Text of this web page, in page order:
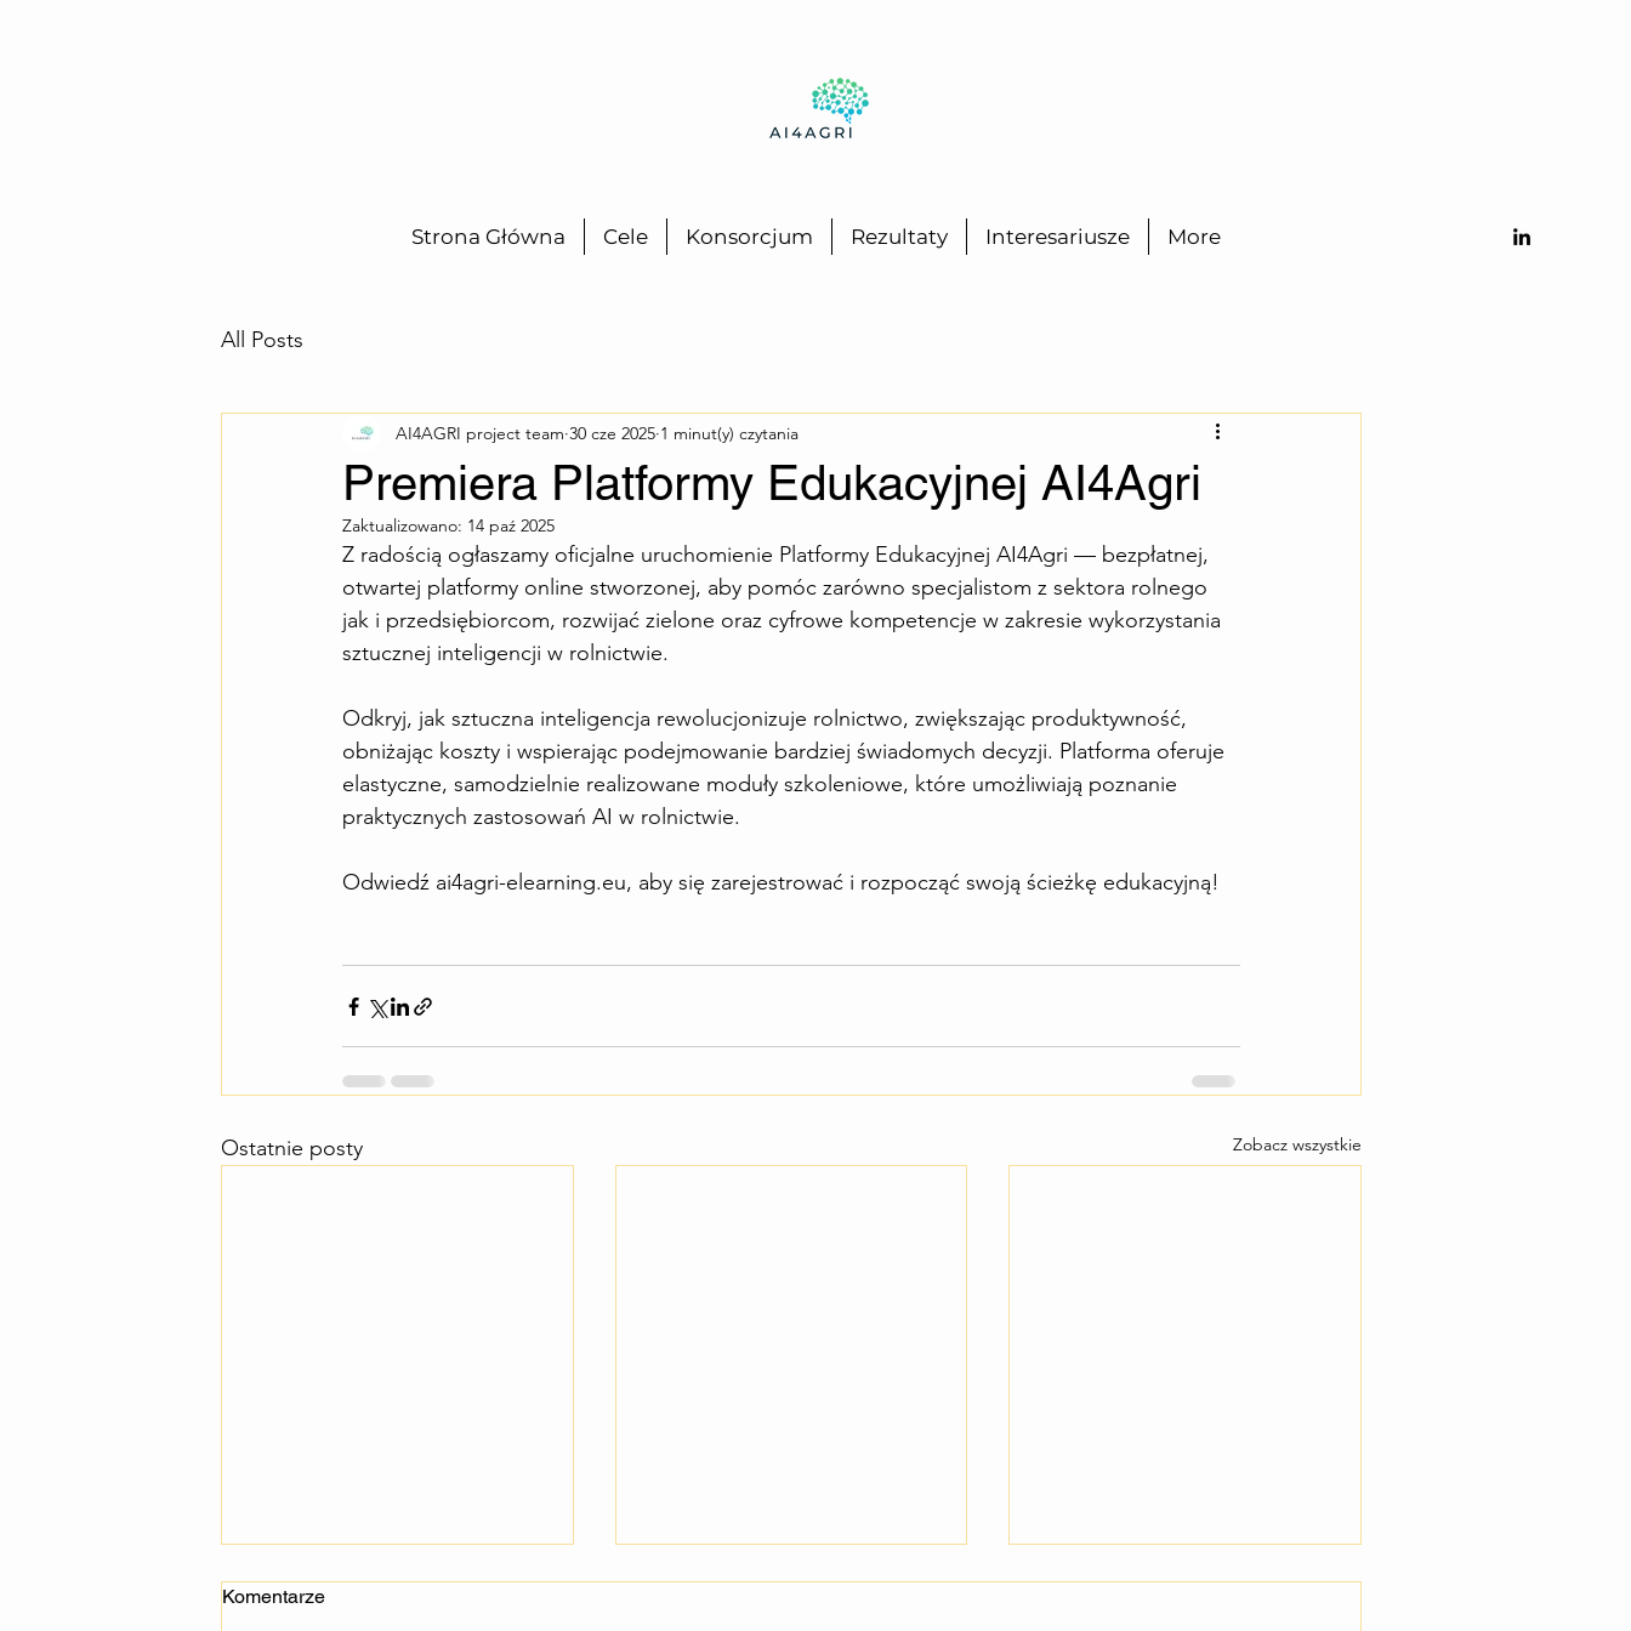
Strona Główna Cele Konsorcjum Rezultaty Interesariusze More
All Posts
Premiera Platformy Edukacyjnej AI4Agri
AI4AGRI project team 30 cze 2025 1 minut(y) czytania
Zaktualizowano: 14 paź 2025
Z radością ogłaszamy oficjalne uruchomienie Platformy Edukacyjnej AI4Agri — bezpłatnej,
otwartej platformy online stworzonej, aby pomóc zarówno specjalistom z sektora rolnego
jak i przedsiębiorcom, rozwijać zielone oraz cyfrowe kompetencje w zakresie wykorzystania
sztucznej inteligencji w rolnictwie.
Odkryj, jak sztuczna inteligencja rewolucjonizuje rolnictwo, zwiększając produktywność,
obniżając koszty i wspierając podejmowanie bardziej świadomych decyzji. Platforma oferuje
elastyczne, samodzielnie realizowane moduły szkoleniowe, które umożliwiają poznanie
praktycznych zastosowań AI w rolnictwie.
Odwiedź ai4agri-elearning.eu, aby się zarejestrować i rozpocząć swoją ścieżkę edukacyjną!
Ostatnie posty Zobacz wszystkie
Komentarze